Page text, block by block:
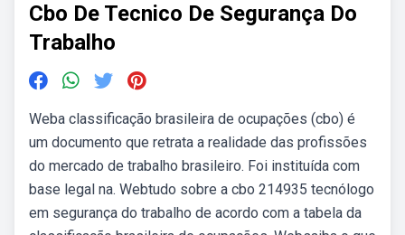
Cbo De Tecnico De Segurança Do
Trabalho
Weba classificação brasileira de ocupações (cbo) é
um documento que retrata a realidade das profissões
do mercado de trabalho brasileiro. Foi instituída com
base legal na. Webtudo sobre a cbo 214935 tecnólogo
em segurança do trabalho de acordo com a tabela da